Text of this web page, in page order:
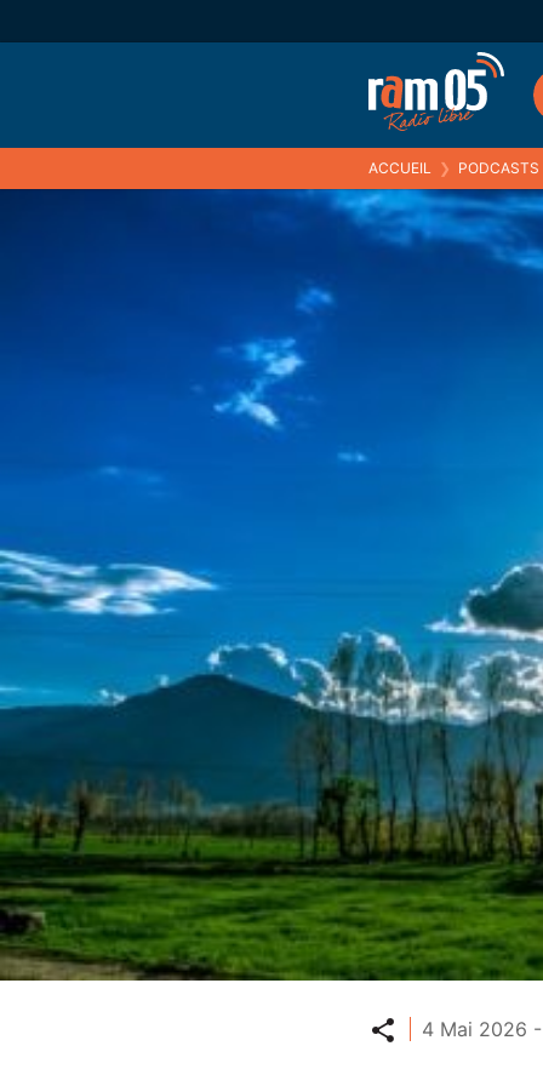
ACCUEIL ❯ PODCASTS
Partager
4 Mai 2026